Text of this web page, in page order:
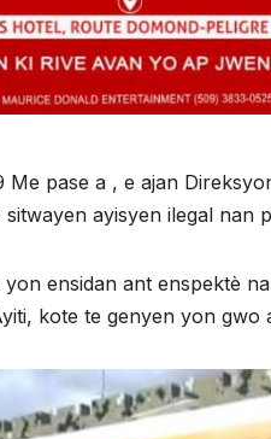
Me pase a , e ajan
ayisyen ilegal nan
ensidan ant enspektè
kote te genyen yon gwo